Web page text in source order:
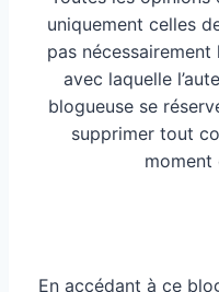
uniquement celles
pas
avec laquelle
blogueuse se
supprimer tout
moment
En accédant à ce